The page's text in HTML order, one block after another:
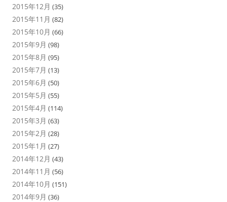
2015年12月 (35)
2015年11月 (82)
2015年10月 (66)
2015年9月 (98)
2015年8月 (95)
2015年7月 (13)
2015年6月 (50)
2015年5月 (55)
2015年4月 (114)
2015年3月 (63)
2015年2月 (28)
2015年1月 (27)
2014年12月 (43)
2014年11月 (56)
2014年10月 (151)
2014年9月 (36)